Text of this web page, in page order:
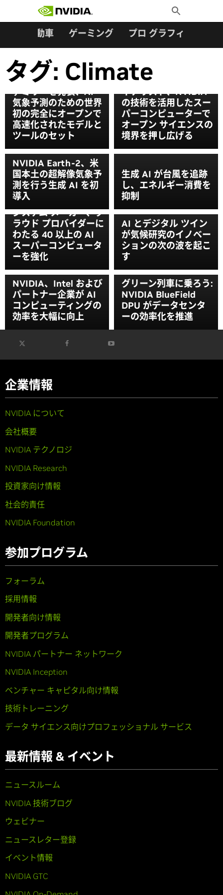
Toggle
Search
自動車 ゲーミング プロ グラフィックス
タグ: Climate
NVIDIA が「Earth-
2」オープンモデル フ
ァミリーを発表、AI
気象予測のための世界
初の完全にオープンで
高速化されたモデルと
ツールのセット
ゴードン ベル賞ファ
イナリスト、NVIDIA
の技術を活用したスー
パーコンピューターで
オープン サイエンスの
境界を押し広げる
NVIDIA Earth-2、米
国本土の超解像気象予
測を行う生成 AI を初
導入
生成 AI が台風を追跡
し、エネルギー消費を
抑制
NVIDIA Grace
Hopper Superchip が
世界の研究センターや
システム メーカー、ク
ラウド プロバイダーに
わたる 40 以上の AI
スーパーコンピュータ
ーを強化
AI とデジタル ツイン
が気候研究のイノベー
ションの次の波を起こ
す
NVIDIA、Intel および
パートナー企業が AI
コンピューティングの
効率を大幅に向上
グリーン列車に乗ろう:
NVIDIA BlueField
DPU がデータセンタ
ーの効率化を推進
企業情報
NVIDIA について
会社概要
NVIDIA テクノロジ
NVIDIA Research
投資家向け情報
社会的責任
NVIDIA Foundation
参加プログラム
フォーラム
採用情報
開発者向け情報
開発者プログラム
NVIDIA パートナー ネットワーク
NVIDIA Inception
ベンチャー キャピタル向け情報
技術トレーニング
データ サイエンス向けプロフェッショナル サービス
最新情報 & イベント
ニュースルーム
NVIDIA 技術ブログ
ウェビナー
ニュースレター登録
イベント情報
NVIDIA GTC